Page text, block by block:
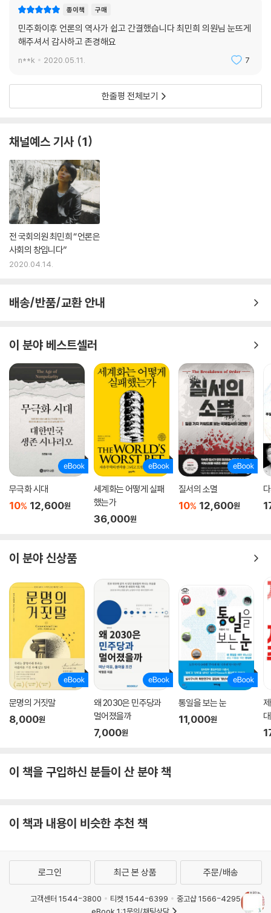
종이책 구매
민주화이후 언론의 역사가 쉽고 간결했습니다 최민희 의원님 눈뜨게
해주셔서 감사하고 존경해요
n**k 2020.05.11. 7
한줄평 전체보기
채널예스 기사 1
전 국회의원 최민희 “언론은
사회의 창입니다”
2020.04.14.
배송/반품/교환 안내
이 분야 베스트셀러
무극화 시대
10% 12,600원
세계화는 어떻게 실패
했는가
36,000원
질서의 소멸
10% 12,600원
이 분야 신상품
문명의 거짓말
8,000원
왜 2030은 민주당과
멀어졌을까
7,000원
통일을 보는 눈
11,000원
대
이 책을 구입하신 분들이 산 분야 책
이 책과 내용이 비슷한 추천 책
로그인 최근 본 상품 주문/배송
고객센터 1544-3800 티켓 1544-6399
중고샵 1566-4295
eBook 1:1문의/채팅상담